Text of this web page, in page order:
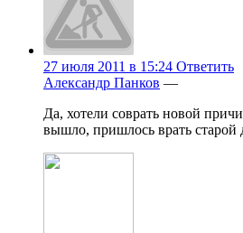
27 июля 2011 в 15:24 Ответить
Александр Панков —
Да, хотели соврать новой
вышло, пришлось врать